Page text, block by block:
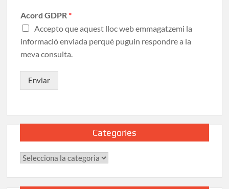
Acord GDPR *
Accepto que aquest lloc web emmagatzemi la
informació enviada perquè puguin respondre a la
meva consulta.
Enviar
Categories